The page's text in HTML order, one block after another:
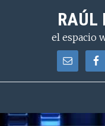
contenido
RAÚL
el espacio